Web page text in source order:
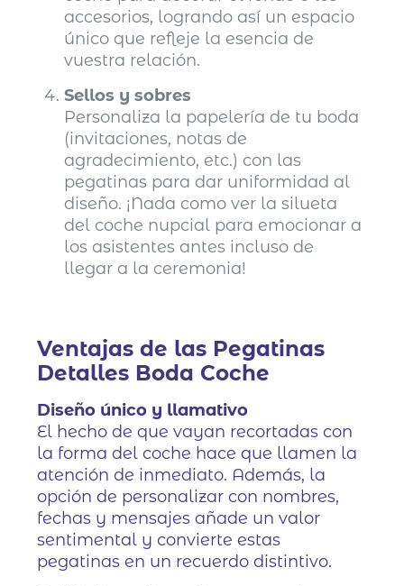
accesorios, logrando así un espacio
único que refleje la esencia de
vuestra relación.
Sellos y sobres
Personaliza la papelería de tu boda
(invitaciones, notas de
agradecimiento, etc.) con las
pegatinas para dar uniformidad al
diseño. ¡Nada como ver la silueta
del coche nupcial para emocionar a
los asistentes antes incluso de
llegar a la ceremonia!
Ventajas de las Pegatinas
Detalles Boda Coche
Diseño único y llamativo
El hecho de que vayan recortadas con
la forma del coche hace que llamen la
atención de inmediato. Además, la
opción de personalizar con nombres,
fechas y mensajes añade un valor
sentimental y convierte estas
pegatinas en un recuerdo distintivo.